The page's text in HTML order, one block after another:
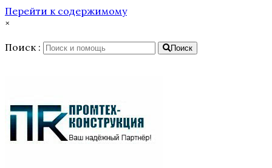
Перейти к содержимому
×
Поиск :
Поиск